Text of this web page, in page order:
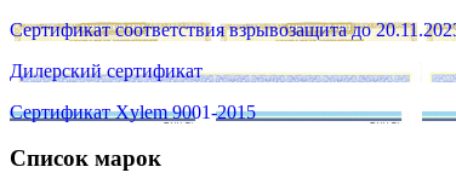
Сертификат соответствия взрывозащита до
Дилерский сертификат
Сертификат Xylem 9001-2015
Список марок